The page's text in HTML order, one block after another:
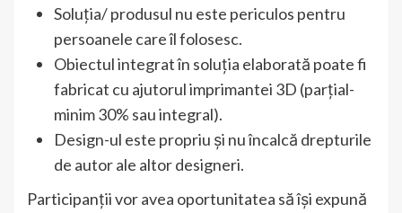
Soluția/ produsul nu este periculos pentru
persoanele care îl folosesc.
Obiectul integrat în soluția elaborată poate fi
fabricat cu ajutorul imprimantei 3D (parțial-
minim 30% sau integral).
Design-ul este propriu și nu încalcă drepturile
de autor ale altor designeri.
Participanții vor avea oportunitatea să își expună